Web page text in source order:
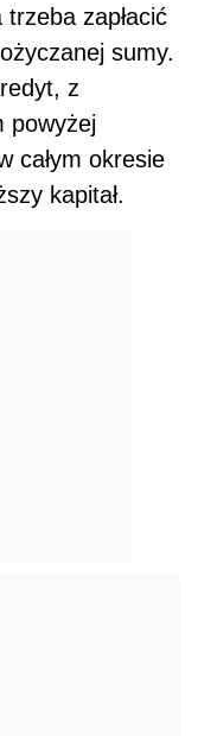
zapłacić
sumy.
z
powyżej
całym okresie
kapitał.